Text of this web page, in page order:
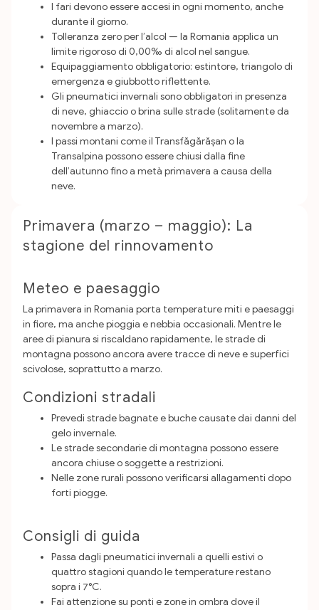
I fari devono essere accesi in ogni momento, anche
durante il giorno.
Tolleranza zero per l’alcol — la Romania applica un
limite rigoroso di 0,00‰ di alcol nel sangue.
Equipaggiamento obbligatorio: estintore, triangolo di
emergenza e giubbotto riflettente.
Gli pneumatici invernali sono obbligatori in presenza
di neve, ghiaccio o brina sulle strade (solitamente da
novembre a marzo).
I passi montani come il Transfăgărășan o la
Transalpina possono essere chiusi dalla fine
dell’autunno fino a metà primavera a causa della
neve.
Primavera (marzo – maggio): La
stagione del rinnovamento
Meteo e paesaggio
La primavera in Romania porta temperature miti e paesaggi
in fiore, ma anche pioggia e nebbia occasionali. Mentre le
aree di pianura si riscaldano rapidamente, le strade di
montagna possono ancora avere tracce di neve e superfici
scivolose, soprattutto a marzo.
Condizioni stradali
Prevedi strade bagnate e buche causate dai danni del
gelo invernale.
Le strade secondarie di montagna possono essere
ancora chiuse o soggette a restrizioni.
Nelle zone rurali possono verificarsi allagamenti dopo
forti piogge.
Consigli di guida
Passa dagli pneumatici invernali a quelli estivi o
quattro stagioni quando le temperature restano
sopra i 7°C.
Fai attenzione su ponti e zone in ombra dove il